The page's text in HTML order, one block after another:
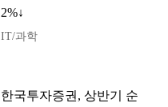
2%↓
IT/과학
한국투자증권, 상반기 순